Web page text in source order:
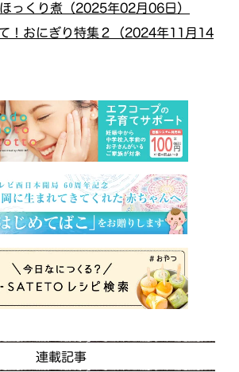
っくり煮（2025年02月06日）
！おにぎり特集２（2024年11月14
連載記事